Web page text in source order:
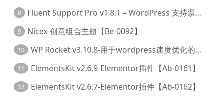
8 Fluent Support Pro v1.8.1 – WordPress 支持票务系统【Cc-0041】
9 Nicex-创意组合主题【Be-0092】
10 WP Rocket v3.10.8-用于wordpress速度优化的缓存加速插件【Cd-0019】
11 ElementsKit v2.6.9-Elementor插件【Ab-0161】
12 ElementsKit v2.6.7-Elementor插件【Ab-0162】